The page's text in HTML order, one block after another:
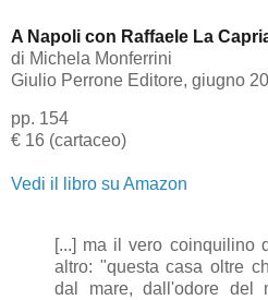
A Napoli con Raffaele La
di Michela Monferrini
Giulio Perrone Editore, giugno
pp. 154
€ 16 (cartaceo)
Vedi il libro su Amazon
[...] ma il vero coinquilino
altro: "questa casa oltre
dal mare, dall'odore del